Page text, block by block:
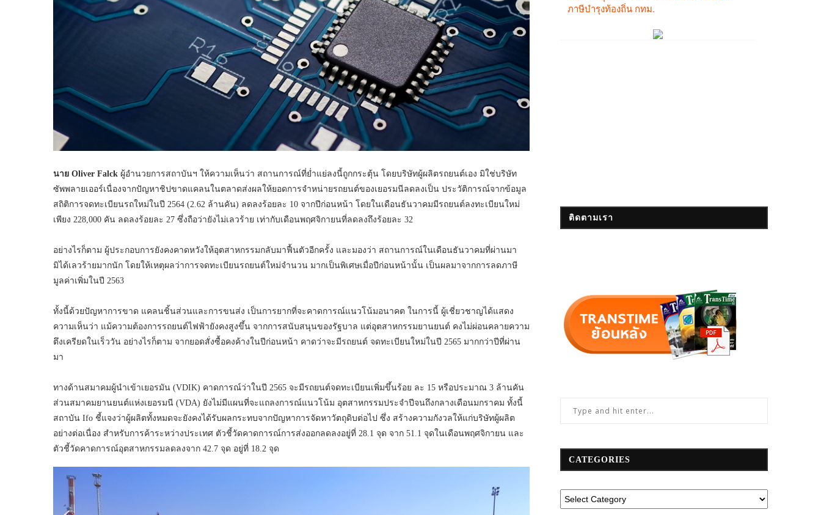
นาย Oliver Falck ผู้อำนวยการสถาบันฯ ให้ความเห็นว่า สถานการณ์ที่ย่ำแย่ลงนี้ถูกกระตุ้น โดยบริษัทผู้ผลิตรถยนต์เอง มิใช่บริษัท
ซัพพลายเออร์เนื่องจากปัญหาชิปขาดแคลนในตลาดส่งผลให้ยอดการจำหน่ายรถยนต์ของเยอรมนีลดลงเป็น ประวัติการณ์จากข้อมูล
สถิติการจดทะเบียนรถใหม่ในปี 2564 (2.62 ล้านคัน) ลดลงร้อยละ 10 จากปีก่อนหน้า โดยในเดือนธันวาคมมีรถยนต์ลงทะเบียนใหม่
เพียง 228,000 คัน ลดลงร้อยละ 27 ซึ่งถือว่ายังไม่เลวร้าย เท่ากับเดือนพฤศจิกายนที่ลดลงถึงร้อยละ 32
อย่างไรก็ตาม ผู้ประกอบการยังคงคาดหวังให้อุตสาหกรรมกลับมาฟื้นตัวอีกครั้ง และมองว่า สถานการณ์ในเดือนธันวาคมที่ผ่านมา
มิได้เลวร้ายมากนัก โดยให้เหตุผลว่าการจดทะเบียนรถยนต์ใหม่จำนวน มากเป็นพิเศษเมื่อปีก่อนหน้านั้น เป็นผลมาจากการลดภาษี
มูลค่าเพิ่มในปี 2563
ทั้งนี้ด้วยปัญหาการขาด แคลนชิ้นส่วนและการขนส่ง เป็นการยากที่จะคาดการณ์แนวโน้มอนาคต ในการนี้ ผู้เชี่ยวชาญได้แสดง
ความเห็นว่า แม้ความต้องการรถยนต์ไฟฟ้ายังคงสูงขึ้น จากการสนับสนุนของรัฐบาล แต่อุตสาหกรรมยานยนต์ คงไม่ผ่อนคลายความ
ตึงเครียดในเร็ววัน อย่างไรก็ตาม จากยอดสั่งซื้อคงค้างในปีก่อนหน้า คาดว่าจะมีรถยนต์ จดทะเบียนใหม่ในปี 2565 มากกว่าปีที่ผ่าน
มา
ทางด้านสมาคมผู้นำเข้าเยอรมัน (VDIK) คาดการณ์ว่าในปี 2565 จะมีรถยนต์จดทะเบียนเพิ่มขึ้นร้อย ละ 15 หรือประมาณ 3 ล้านคัน
ส่วนสมาคมยานยนต์แห่งเยอรมนี (VDA) ยังไม่มีแผนที่จะแถลงการณ์แนวโน้ม อุตสาหกรรมประจำปีจนถึงกลางเดือนมกราคม ทั้งนี้
สถาบัน Ifo ชี้แจงว่าผู้ผลิตทั้งหมดจะยังคงได้รับผลกระทบจากปัญหาการจัดหาวัตถุดิบต่อไป ซึ่ง สร้างความกังวลให้แก่บริษัทผู้ผลิต
อย่างต่อเนื่อง สำหรับการค้าระหว่างประเทศ ตัวชี้วัดคาดการณ์การส่งออกลดลงอยู่ที่ 28.1 จุด จาก 51.1 จุดในเดือนพฤศจิกายน และ
ตัวชี้วัดคาดการณ์อุตสาหกรรมลดลงจาก 42.7 จุด อยู่ที่ 18.2 จุด
ติดตามเรา
CATEGORIES